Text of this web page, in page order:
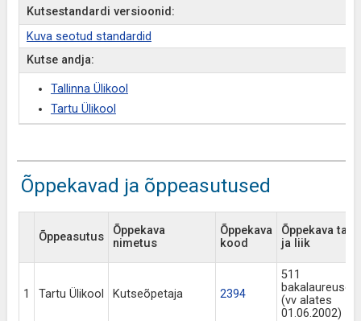
Kutsestandardi versioonid:
Kuva seotud standardid
Kutse andja:
Tallinna Ülikool
Tartu Ülikool
Õppekavad ja õppeasutused
Õppeasutus
Õppekava
nimetus
Õppekava
kood
Õppekava tase
ja liik
1 Tartu Ülikool Kutseõpetaja 2394
511
(vv alates
01.06.2002)